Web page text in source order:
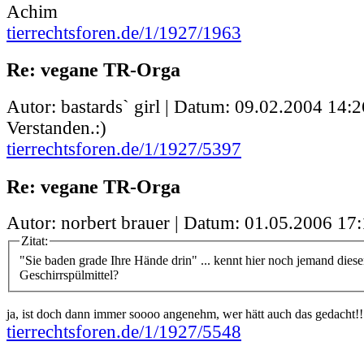
Achim
tierrechtsforen.de/1/1927/1963
Re: vegane TR-Orga
Autor: bastards` girl | Datum: 09.02.2004
Verstanden.:)
tierrechtsforen.de/1/1927/5397
Re: vegane TR-Orga
Autor: norbert brauer | Datum: 01.05.2006
Zitat:
"Sie baden grade Ihre Hände drin" ... kennt hier noch jemand
Geschirrspülmittel?
ja, ist doch dann immer soooo angenehm, wer hätt auch das gedacht!!
tierrechtsforen.de/1/1927/5548